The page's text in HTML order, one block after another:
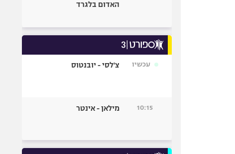
האדום בלגרד
עכשיו צ'לסי - יובנטוס
10:15 מילאן - אינטר